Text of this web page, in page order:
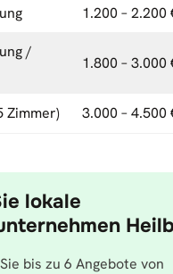
1.200 – 2.200
/
1.800 – 3.000
Zimmer) 3.000 – 4.500
lokale
bis zu 6 Angebote von